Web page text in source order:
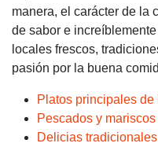
manera, el carácter de la
de sabor e
locales frescos,
pasión por la buena
Platos principales
Pescados y mariscos
Delicias tradicionales